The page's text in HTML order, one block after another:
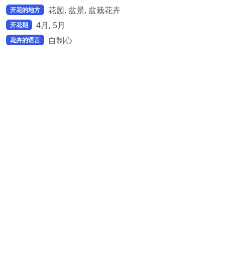
开花的地方 花园, 盆景, 盆栽花卉
开花期 4月, 5月
花卉的语言 自制心